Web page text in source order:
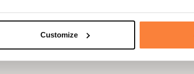
Customize